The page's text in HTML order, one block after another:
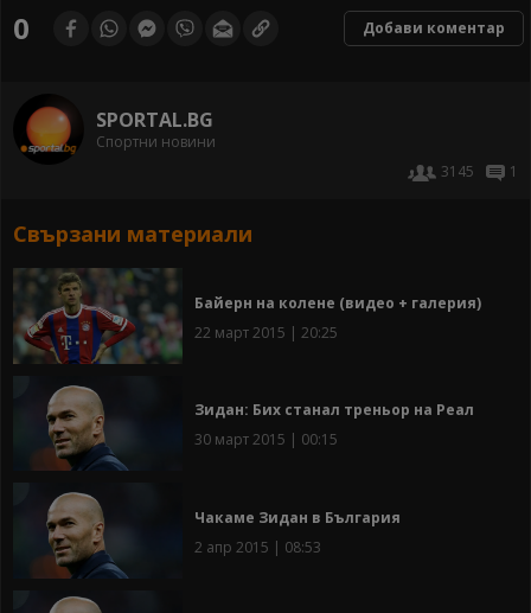
0 Добави коментар
SPORTAL.BG
Спортни новини
3145
1
Свързани материали
Байерн на колене (видео + галерия)
22 март 2015 | 20:25
Зидан: Бих станал треньор на Реал
30 март 2015 | 00:15
Чакаме Зидан в България
2 апр 2015 | 08:53